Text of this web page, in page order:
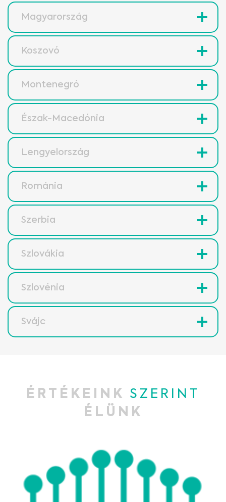
Magyarország
Koszovó
Montenegró
Észak-Macedónia
Lengyelország
Románia
Szerbia
Szlovákia
Szlovénia
Svájc
ÉRTÉKEINK SZERINT
ÉLÜNK